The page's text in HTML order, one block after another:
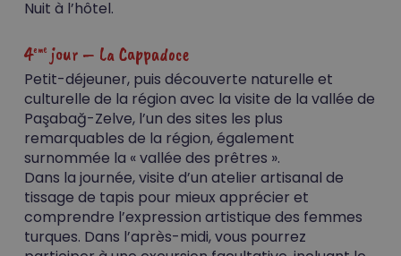
Nuit à l’hôtel.
4emejour – La Cappadoce
Petit-déjeuner, puis découverte naturelle et
culturelle de la région avec la visite de la vallée de
Paşabağ-Zelve, l’un des sites les plus
remarquables de la région, également
surnommée la « vallée des prêtres ».
Dans la journée, visite d’un atelier artisanal de
tissage de tapis pour mieux apprécier et
comprendre l’expression artistique des femmes
turques. Dans l’après-midi, vous pourrez